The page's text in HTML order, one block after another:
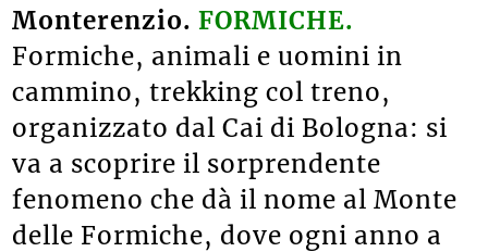
Monterenzio.FORMICHE.
Formiche, animali e uomini in
cammino, trekking col treno,
organizzato dal Cai di Bologna: si
va a scoprire il sorprendente
fenomeno che dà il nome al Monte
delle Formiche, dove ogni anno a